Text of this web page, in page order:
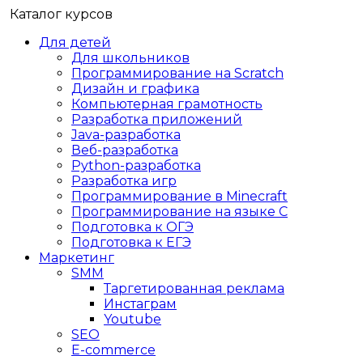
Каталог курсов
Для детей
Для школьников
Программирование на Scratch
Дизайн и графика
Компьютерная грамотность
Разработка приложений
Java-разработка
Веб-разработка
Python-разработка
Разработка игр
Программирование в Minecraft
Программирование на языке C
Подготовка к ОГЭ
Подготовка к ЕГЭ
Маркетинг
SMM
Таргетированная реклама
Инстаграм
Youtube
SEO
E-сommerce